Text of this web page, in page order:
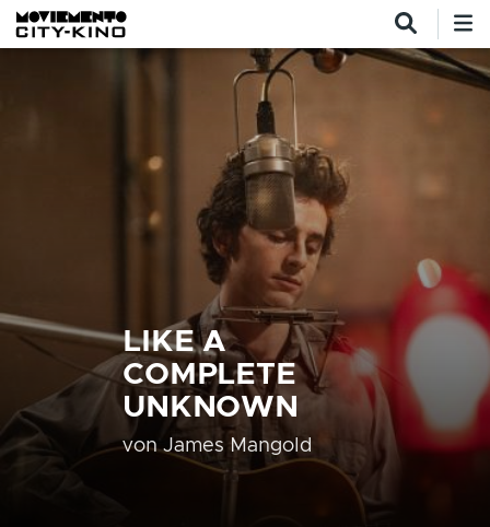
Direkt zum Inhalt
LIKE A
COMPLETE
UNKNOWN
vonJames Mangold